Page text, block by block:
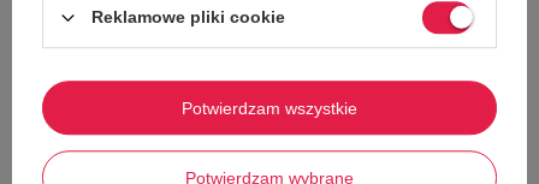
Spodnie męskie Columbia Tech
Trail hikingowe czarne r. DE 54
Columbia
Spodnie męskie Champion Elastic
Cuff dresowe bordowe r. XS
Champion
Reklamowe pliki cookie
Potwierdzam wybrane
Potwierdzam wszystkie